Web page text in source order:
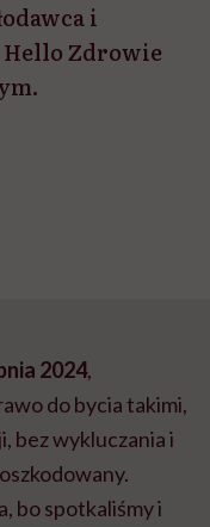
i
Zdrowie
2024,
do bycia takimi,
bez wykluczania i
bo spotkaliśmy i